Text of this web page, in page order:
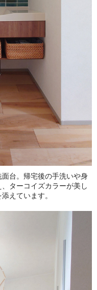
台。帰宅後の手洗いや身
ターコイズカラーが美し
えています。